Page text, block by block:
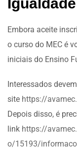
Embora aceite
o curso do MEC é
iniciais do Ensino
Interessados
site https://
Depois disso, é
link https://
o/15193/